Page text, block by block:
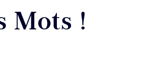
Mots !